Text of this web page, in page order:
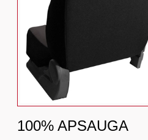
100% APSAUGA